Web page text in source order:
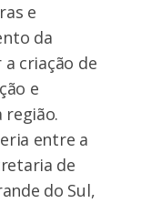
e
da
criação de
e
região.
entre a
de
do Sul,